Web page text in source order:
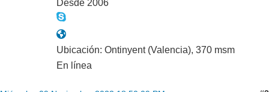
Desde 2006
Ubicación: Ontinyent (Valencia), 370 msm
En línea